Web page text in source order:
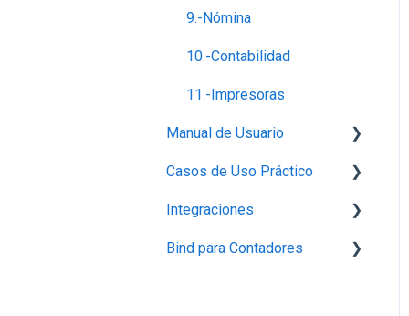
9.-Nómina
10.-Contabilidad
11.-Impresoras
Manual de Usuario
Configuración
Perfil de empresa
Proveedores
Casos de Uso Práctico
Inventario
Productos
Integraciones
Integración con Mercado
Bind para Contadores